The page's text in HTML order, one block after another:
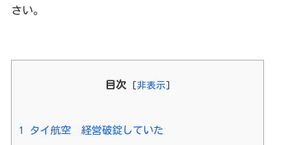
さい。
目次 [非表示]
1 タイ航空 経営破錠していた